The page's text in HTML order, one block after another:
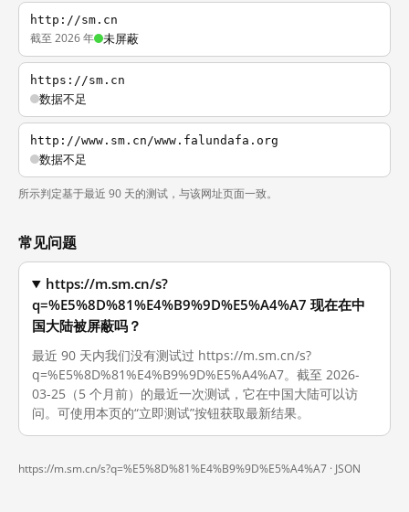
http://sm.cn
截至 2026 年 未屏蔽
https://sm.cn
数据不足
http://www.sm.cn/www.falundafa.org
数据不足
所示判定基于最近 90 天的测试，与该网址页面一致。
常见问题
https://m.sm.cn/s?
q=%E5%8D%81%E4%B9%9D%E5%A4%A7 现在在中
国大陆被屏蔽吗？
最近 90 天内我们没有测试过 https://m.sm.cn/s?
q=%E5%8D%81%E4%B9%9D%E5%A4%A7。截至 2026-
03-25（5 个月前）的最近一次测试，它在中国大陆可以访
问。可使用本页的“立即测试”按钮获取最新结果。
https://m.sm.cn/s?q=%E5%8D%81%E4%B9%9D%E5%A4%A7 · JSON